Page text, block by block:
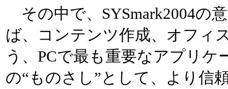
その中で、SYSmark2004の
ば、コンテンツ作成、オフィ
う、PCで最も重要なアプリケ
の“ものさし”として、より信